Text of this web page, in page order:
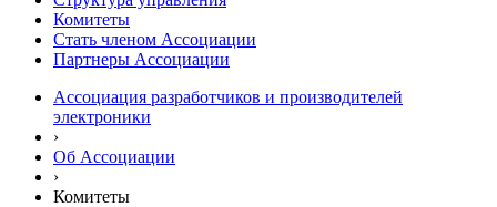
Комитеты
Стать членом Ассоциации
Партнеры Ассоциации
Ассоциация разработчиков и производителей
электроники
›
Об Ассоциации
›
Комитеты